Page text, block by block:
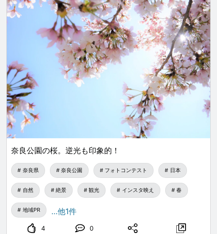
奈良公園の桜。逆光も印象的！
奈良県 奈良公園 フォトコンテスト 日本
自然 絶景 観光 インスタ映え 春
地域PR …他1件
4 0